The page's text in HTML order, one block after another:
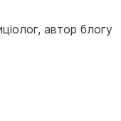
автор блогу